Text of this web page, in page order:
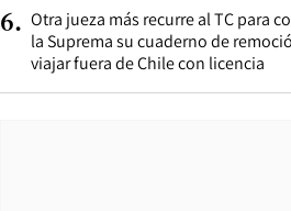
6. Otra jueza más recurre al TC para
la Suprema su cuaderno de
viajar fuera de Chile con licencia